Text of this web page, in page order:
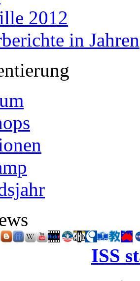
2012
in Jahren
ISS